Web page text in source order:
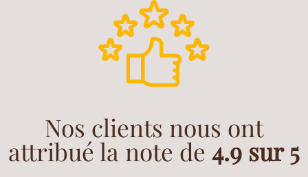
Nos clients nous ont
attribué la note de 4.9 sur 5